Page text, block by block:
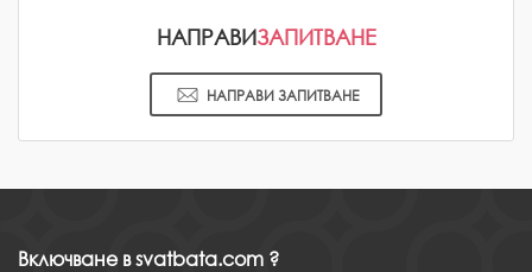
НАПРАВИЗАПИТВАНЕ
НАПРАВИ ЗАПИТВАНЕ
Включване в svatbata.com ?